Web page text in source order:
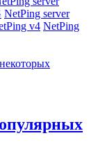
NetPing server
v4 NetPing